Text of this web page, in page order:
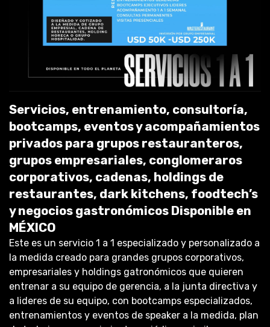
Servicios, entrenamiento, consultoría,
bootcamps, eventos y acompañamientos
privados para grupos restauranteros,
grupos empresariales, conglomeraros
corporativos, cadenas, holdings de
restaurantes, dark kitchens, foodtech’s
y negocios gastronómicos Disponible en
MÉXICO
Este es un servicio 1 a 1 especializado y personalizado a
la medida creado para grandes grupos corporativos,
empresariales y holdings gatronómicos que quieren
entrenar a su equipo de gerencia, a la junta directiva y
a lideres de su equipo, con bootcamps especializados,
entrenamientos y eventos de speaker a la medida, plan